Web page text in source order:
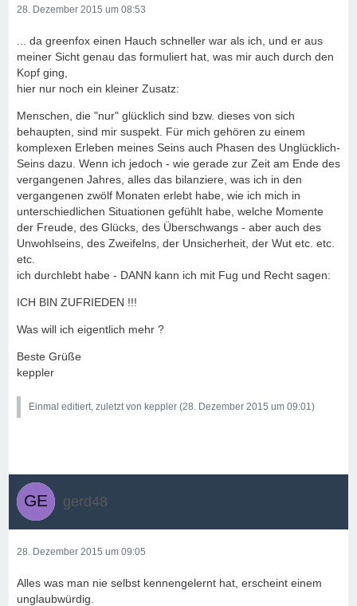
28. Dezember 2015 um 08:53
... da greenfox einen Hauch schneller war als ich, und er aus
meiner Sicht genau das formuliert hat, was mir auch durch den
Kopf ging,
hier nur noch ein kleiner Zusatz:
Menschen, die "nur" glücklich sind bzw. dieses von sich
behaupten, sind mir suspekt. Für mich gehören zu einem
komplexen Erleben meines Seins auch Phasen des Unglücklich-
Seins dazu. Wenn ich jedoch - wie gerade zur Zeit am Ende des
vergangenen Jahres, alles das bilanziere, was ich in den
vergangenen zwölf Monaten erlebt habe, wie ich mich in
unterschiedlichen Situationen gefühlt habe, welche Momente
der Freude, des Glücks, des Überschwangs - aber auch des
Unwohlseins, des Zweifelns, der Unsicherheit, der Wut etc. etc.
etc.
ich durchlebt habe - DANN kann ich mit Fug und Recht sagen:
ICH BIN ZUFRIEDEN !!!
Was will ich eigentlich mehr ?
Beste Grüße
keppler
Einmal editiert, zuletzt von keppler (28. Dezember 2015 um 09:01)
gerd48
28. Dezember 2015 um 09:05
Alles was man nie selbst kennengelernt hat, erscheint einem
unglaubwürdig.